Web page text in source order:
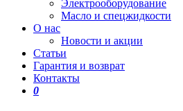
Электрооборудование
Масло и спецжидкости
О нас
Новости и акции
Статьи
Гарантия и возврат
Контакты
0